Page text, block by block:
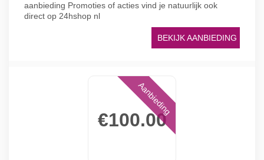
aanbieding Promoties of acties vind je natuurlijk ook
direct op 24hshop nl
BEKIJK AANBIEDING
€100.00
Aanbieding